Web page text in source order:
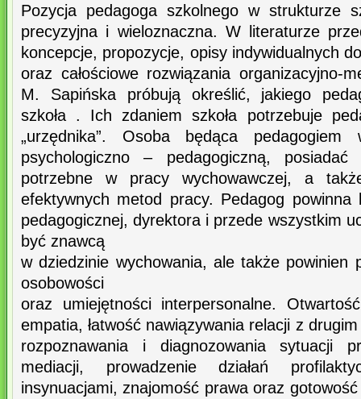
Pozycja pedagoga szkolnego w strukturze
precyzyjna i wieloznaczna. W literaturze
koncepcje, propozycje, opisy indywidualnych
oraz całościowe rozwiązania organizacyjno-
M. Sapińska próbują określić, jakiego
szkoła . Ich zdaniem szkoła potrzebuje
„urzędnika”. Osoba będąca pedagogiem
psychologiczno – pedagogiczną, posiadać
potrzebne w pracy wychowawczej, a
efektywnych metod pracy. Pedagog
pedagogicznej, dyrektora i przede wszystkim
być znawcą
w dziedzinie wychowania, ale także powinien
osobowości
oraz umiejętności interpersonalne.
empatia, łatwość nawiązywania relacji z
rozpoznawania i diagnozowania sytuacji
mediacji, prowadzenie działań
insynuacjami, znajomość prawa oraz